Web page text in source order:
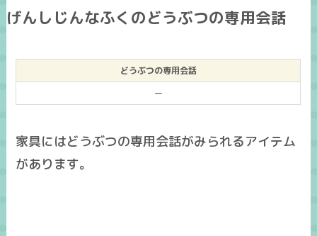
げんしじんなふくのどうぶつの専用会話
どうぶつの専用会話
ー
家具にはどうぶつの専用会話がみられるアイテム
があります。